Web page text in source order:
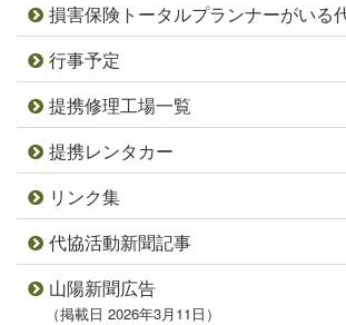
損害保険トータルプランナーがいる
行事予定
提携修理工場一覧
提携レンタカー
リンク集
代協活動新聞記事
山陽新聞広告
（掲載日 2026年3月11日）